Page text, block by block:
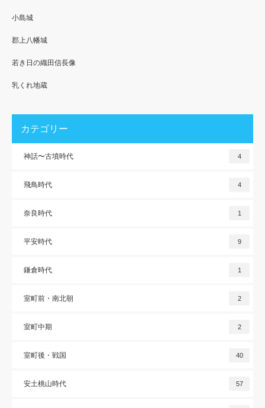
小島城
郡上八幡城
若き日の織田信長像
乳くれ地蔵
カテゴリー
神話〜古墳時代 4
飛鳥時代 4
奈良時代 1
平安時代 9
鎌倉時代 1
室町前・南北朝 2
室町中期 2
室町後・戦国 40
安土桃山時代 57